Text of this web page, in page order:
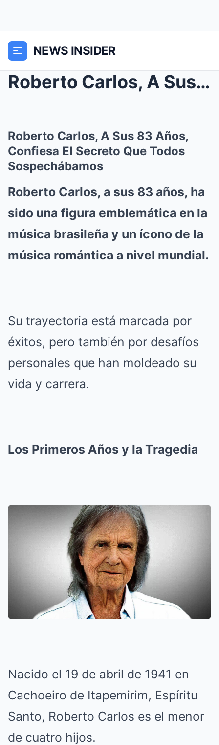
NEWS INSIDER
Roberto Carlos, A Sus 83 Años, Confiesa El Secreto...
Roberto Carlos, A Sus 83 Años,
Confiesa El Secreto Que Todos
Sospechábamos
Roberto Carlos, a sus 83 años, ha
sido una figura emblemática en la
música brasileña y un ícono de la
música romántica a nivel mundial.
Su trayectoria está marcada por
éxitos, pero también por desafíos
personales que han moldeado su
vida y carrera.
Los Primeros Años y la Tragedia
Nacido el 19 de abril de 1941 en
Cachoeiro de Itapemirim, Espíritu
Santo, Roberto Carlos es el menor
de cuatro hijos.